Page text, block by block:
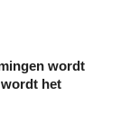
wordt
het